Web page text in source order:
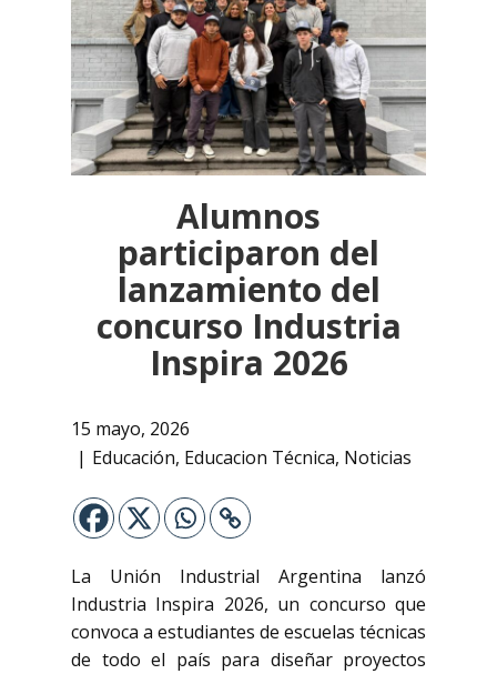
Alumnos
participaron del
lanzamiento del
concurso Industria
Inspira 2026
15 mayo, 2026
Educación, Educacion Técnica, Noticias
La Unión Industrial Argentina lanzó
Industria Inspira 2026, un concurso que
convoca a estudiantes de escuelas técnicas
de todo el país para diseñar proyectos